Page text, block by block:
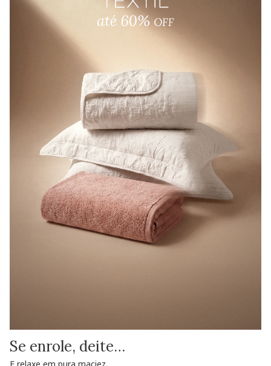
Se enrole, deite…